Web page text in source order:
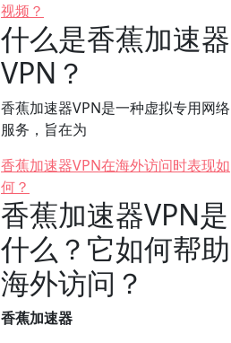
视频？
什么是香蕉加速器
VPN？
香蕉加速器VPN是一种虚拟专用网络
服务，旨在为
香蕉加速器VPN在海外访问时表现如
何？
香蕉加速器VPN是
什么？它如何帮助
海外访问？
香蕉加速器